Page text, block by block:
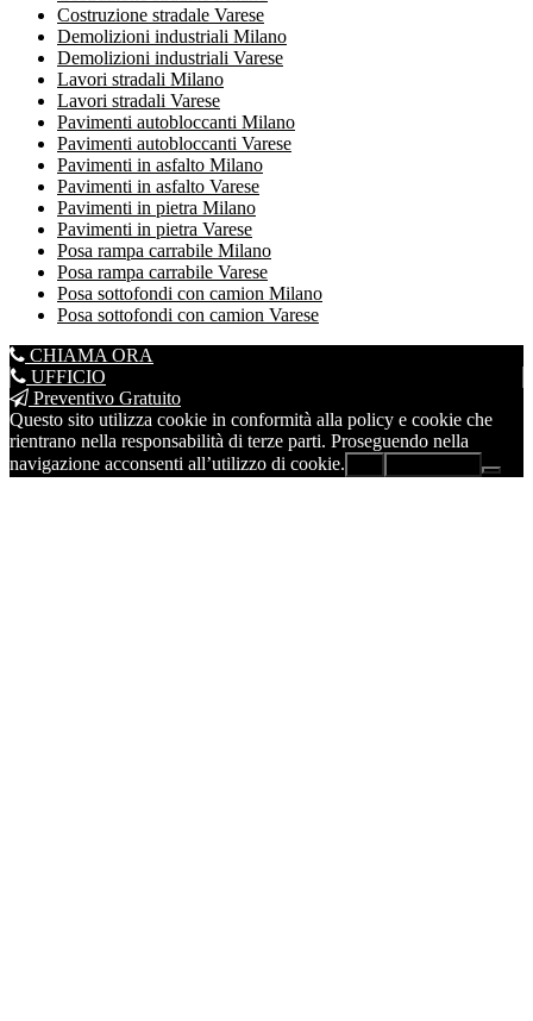
Costruzione stradale Varese
Demolizioni industriali Milano
Demolizioni industriali Varese
Lavori stradali Milano
Lavori stradali Varese
Pavimenti autobloccanti Milano
Pavimenti autobloccanti Varese
Pavimenti in asfalto Milano
Pavimenti in asfalto Varese
Pavimenti in pietra Milano
Pavimenti in pietra Varese
Posa rampa carrabile Milano
Posa rampa carrabile Varese
Posa sottofondi con camion Milano
Posa sottofondi con camion Varese
CHIAMA ORA
UFFICIO
Preventivo Gratuito
Questo sito utilizza cookie in conformità alla policy e cookie che
rientrano nella responsabilità di terze parti. Proseguendo nella
navigazione acconsenti all’utilizzo di cookie.